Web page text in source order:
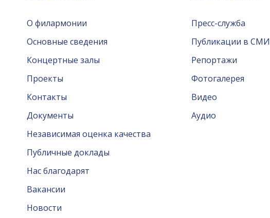
О филармонии
Основные сведения
Концертные залы
Проекты
Контакты
Документы
Независимая оценка качества
Публичные доклады
Нас благодарят
Вакансии
Новости
Пресс-служба
Публикации в СМИ
Репортажи
Фотогалерея
Видео
Аудио